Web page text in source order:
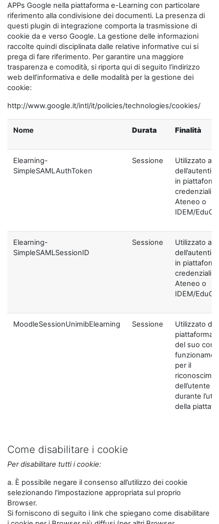
APPs Google nella piattaforma e-Learning con particolare
riferimento alla condivisione dei documenti. La presenza di
questi plugin di integrazione comporta la trasmissione di
cookie da e verso Google. La gestione delle informazioni
raccolte quindi disciplinata dalle relative informative cui si
prega di fare riferimento. Per garantire una maggiore
trasparenza e comodità, si riporta qui di seguito l’indirizzo
web dell’informativa e delle modalità per la gestione dei
cookie:
http://www.google.it/intl/it/policies/technologies/cookies/
Nome Durata Finalità
Elearning-
SimpleSAMLAuthToken
Sessione
Utilizzato ai
in
credenziali di
Ateneo o
IDEM/
Elearning-
SimpleSAMLSessionID
Sessione
Utilizzato ai
in
credenziali di
Ateneo o
IDEM/
MoodleSessionUnimibElearning Sessione
Utilizzato
piattaforma
del suo
per il
dell’utente
durante
della
Come disabilitare i cookie
Per disabilitare tutti i cookie:
a. È possibile negare il consenso all’utilizzo dei cookie
selezionando l'impostazione appropriata sul proprio
Browser.
Si forniscono di seguito i link che spiegano come disabilitare